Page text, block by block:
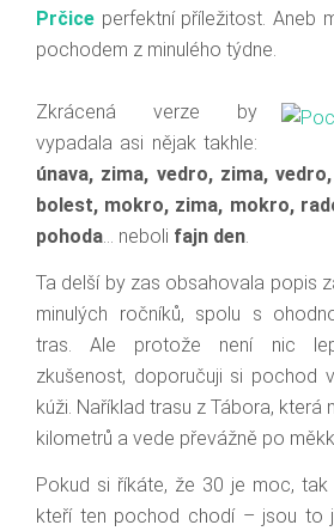
Prčice perfektní příležitost. Aneb
pochodem z minulého týdne.
Zkrácená verze by
vypadala asi nějak takhle:
únava, zima, vedro, zima,
bolest, mokro, zima, mokro,
pohoda… neboli fajn den.
Ta delší by zas obsahovala popis
minulých ročníků, spolu s
tras. Ale protože není nic
zkušenost, doporučuji si pochod
kúži. Naříklad trasu z Tábora, která
kilometrů a vede převážně po
Pokud si říkáte, že 30 je moc, tak
kteří ten pochod chodí – jsou to